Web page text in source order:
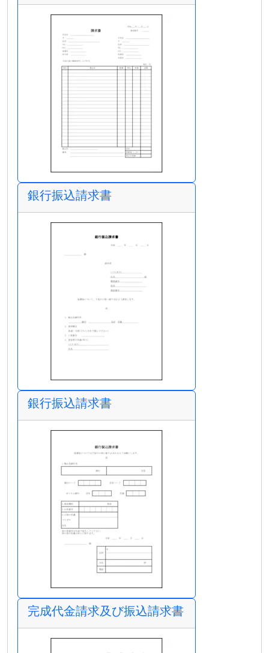
銀行振込請求書
銀行振込請求書
完成代金請求及び振込請求書